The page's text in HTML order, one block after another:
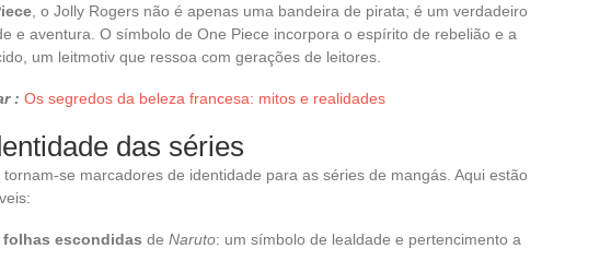
, o Jolly Rogers não é apenas uma bandeira de pirata; é um verdadeiro
e aventura. O símbolo de One Piece incorpora o espírito de rebelião e a
um leitmotiv que ressoa com gerações de leitores.
: Os segredos da beleza francesa: mitos e realidades
das séries
se marcadores de identidade para as séries de mangás. Aqui estão
folhas escondidas de Naruto: um símbolo de lealdade e pertencimento a